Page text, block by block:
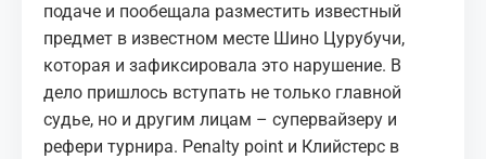
подаче и пообещала разместить известный
предмет в известном месте Шино Цурубучи,
которая и зафиксировала это нарушение. В
дело пришлось вступать не только главной
судье, но и другим лицам – супервайзеру и
рефери турнира. Penalty point и Клийстерс в